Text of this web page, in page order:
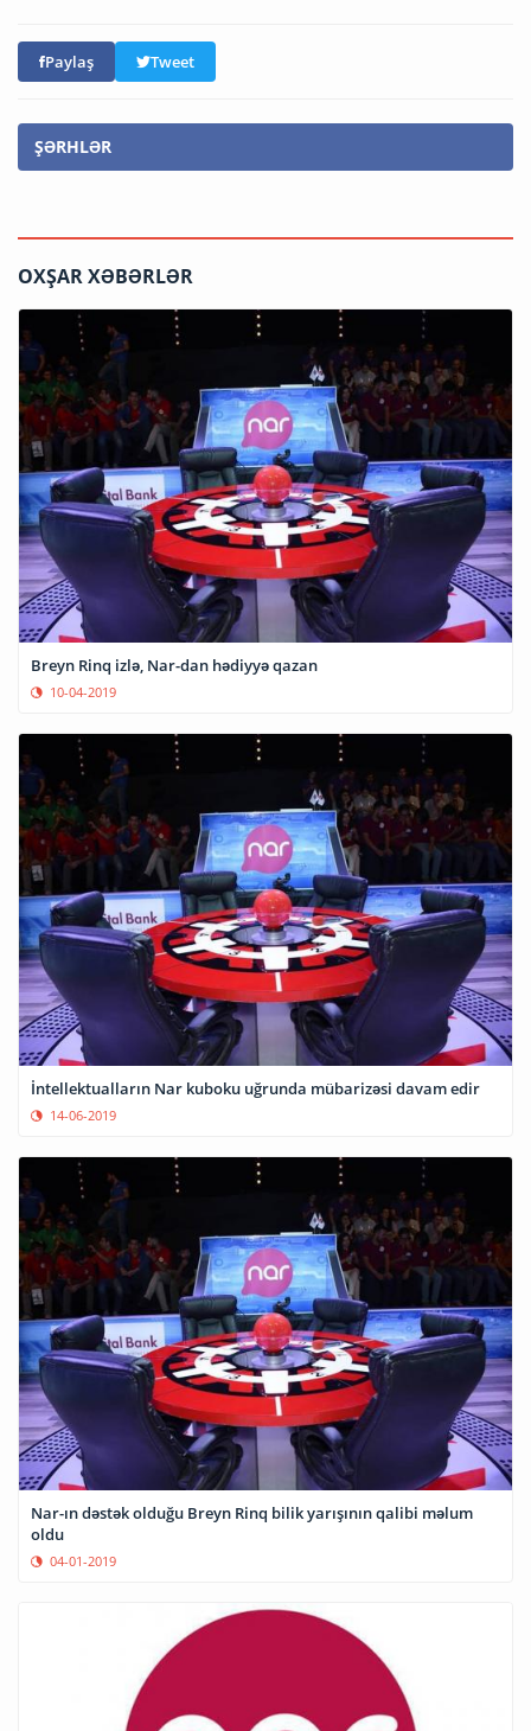
Paylaş Tweet
ŞƏRHLƏR
OXŞAR XƏBƏRLƏR
Breyn Rinq izlə, Nar-dan hədiyyə qazan
10-04-2019
İntellektualların Nar kuboku uğrunda mübarizəsi davam edir
14-06-2019
Nar-ın dəstək olduğu Breyn Rinq bilik yarışının qalibi məlum
oldu
04-01-2019